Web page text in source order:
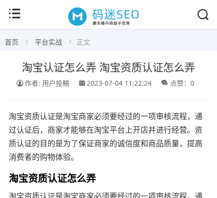
首页 平台实战 正文
淘宝认证怎么弄 淘宝资质认证怎么弄
作者: 用户投稿 2023-07-04 11:22:24 点赞：0
淘宝资质认证是淘宝商家必须要经过的一项审核流程，通
过认证后，商家才能够在淘宝平台上开店并进行经营。资
质认证的目的是为了保证商家的诚信度和商品质量，提高
消费者的购物体验。
淘宝资质认证怎么弄